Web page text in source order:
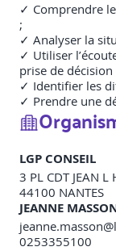
✓ Comprendre
;
✓ Analyser la
✓ Utiliser
prise de décision
✓ Identifier les
✓ Prendre une
LGP CONSEIL
3 PL CDT JEAN L
44100 NANTES
JEANNE
0253355100